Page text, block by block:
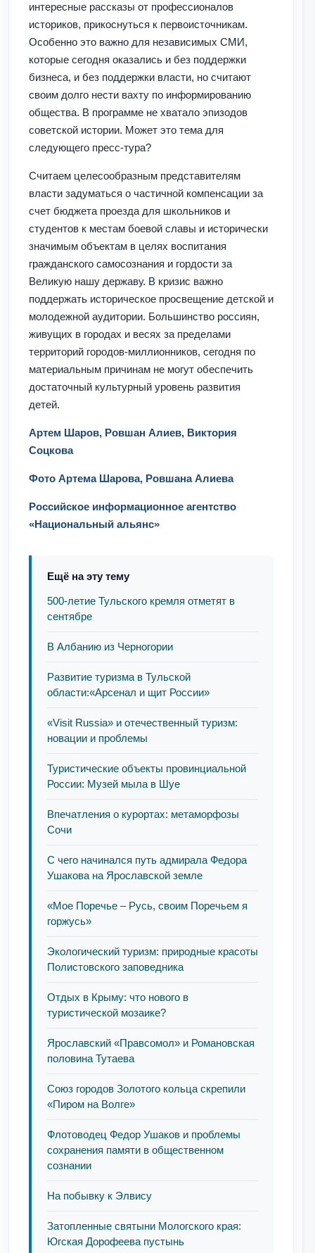
интересные рассказы от профессионалов
историков, прикоснуться к первоисточникам.
Особенно это важно для независимых СМИ,
которые сегодня оказались и без поддержки
бизнеса, и без поддержки власти, но считают
своим долго нести вахту по информированию
общества. В программе не хватало эпизодов
советской истории. Может это тема для
следующего пресс-тура?
Считаем целесообразным представителям
власти задуматься о частичной компенсации за
счет бюджета проезда для школьников и
студентов к местам боевой славы и исторически
значимым объектам в целях воспитания
гражданского самосознания и гордости за
Великую нашу державу. В кризис важно
поддержать историческое просвещение детской и
молодежной аудитории. Большинство россиян,
живущих в городах и весях за пределами
территорий городов-миллионников, сегодня по
материальным причинам не могут обеспечить
достаточный культурный уровень развития
детей.
Артем Шаров, Ровшан Алиев, Виктория
Соцкова
Фото Артема Шарова, Ровшана Алиева
Российское информационное агентство
«Национальный альянс»
Ещё на эту тему
500-летие Тульского кремля отметят в
сентябре
В Албанию из Черногории
Развитие туризма в Тульской
области:«Арсенал и щит России»
«Visit Russia» и отечественный туризм:
новации и проблемы
Туристические объекты провинциальной
России: Музей мыла в Шуе
Впечатления о курортах: метаморфозы
Сочи
С чего начинался путь адмирала Федора
Ушакова на Ярославской земле
«Мое Поречье – Русь, своим Поречьем я
горжусь»
Экологический туризм: природные красоты
Полистовского заповедника
Отдых в Крыму: что нового в
туристической мозаике?
Ярославский «Правсомол» и Романовская
половина Тутаева
Союз городов Золотого кольца скрепили
«Пиром на Волге»
Флотоводец Федор Ушаков и проблемы
сохранения памяти в общественном
сознании
На побывку к Элвису
Затопленные святыни Мологского края:
Югская Дорофеева пустынь